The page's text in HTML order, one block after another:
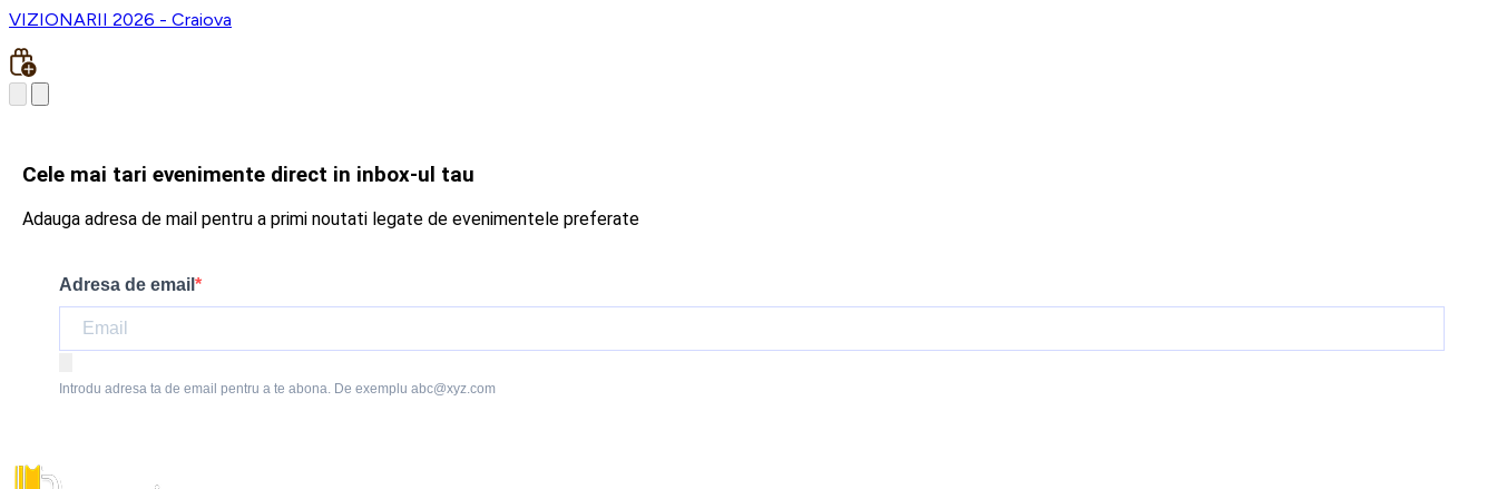
VIZIONARII 2026 - Craiova
Cele mai tari evenimente direct in inbox-ul tau
Adauga adresa de mail pentru a primi noutati legate de evenimentele preferate
Adresa de email
Introdu adresa ta de email pentru a te abona. De exemplu abc@xyz.com